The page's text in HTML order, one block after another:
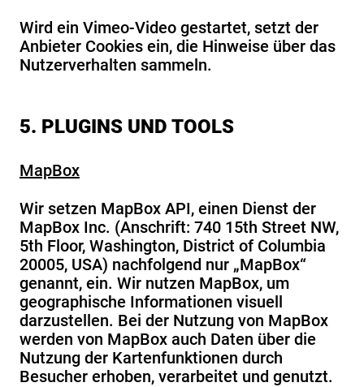
Wird ein Vimeo-Video gestartet, setzt der
Anbieter Cookies ein, die Hinweise über das
Nutzerverhalten sammeln.
5. PLUGINS UND TOOLS
MapBox
Wir setzen MapBox API, einen Dienst der
MapBox Inc. (Anschrift: 740 15th Street NW,
5th Floor, Washington, District of Columbia
20005, USA) nachfolgend nur „MapBox“
genannt, ein. Wir nutzen MapBox, um
geographische Informationen visuell
darzustellen. Bei der Nutzung von MapBox
werden von MapBox auch Daten über die
Nutzung der Kartenfunktionen durch
Besucher erhoben, verarbeitet und genutzt.